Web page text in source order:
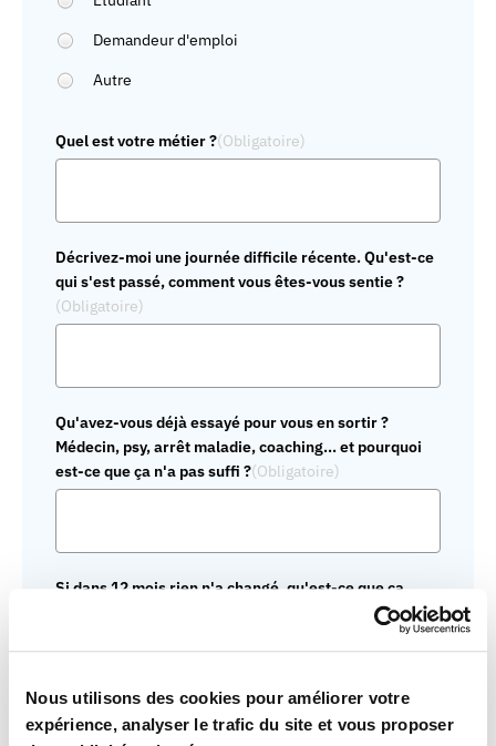
Nous utilisons des cookies pour améliorer votre
expérience, analyser le trafic du site et vous proposer
Demandeur d'emploi
Autre
Quel est votre métier ?(Obligatoire)
Décrivez-moi une journée difficile récente. Qu'est-ce
qui s'est passé, comment vous êtes-vous sentie ?
(Obligatoire)
Qu'avez-vous déjà essayé pour vous en sortir ?
Médecin, psy, arrêt maladie, coaching... et pourquoi
est-ce que ça n'a pas suffi ?(Obligatoire)
Si dans 12 mois rien n'a changé, qu'est-ce que ça